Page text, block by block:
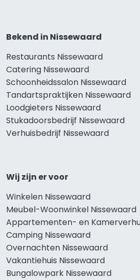
Bekend in Nissewaard
Restaurants Nissewaard
Catering Nissewaard
Schoonheidssalon Nissewaard
Tandartspraktijken Nissewaard
Loodgieters Nissewaard
Stukadoorsbedrijf Nissewaard
Verhuisbedrijf Nissewaard
Wij zijn er voor
Winkelen Nissewaard
Meubel-Woonwinkel Nissewaard
Appartementen- en
Camping Nissewaard
Overnachten Nissewaard
Vakantiehuis Nissewaard
Bungalowpark Nissewaard